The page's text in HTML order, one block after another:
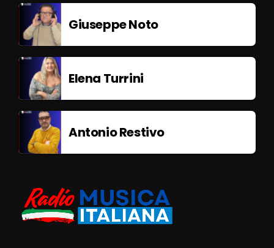
Giuseppe Noto
Elena Turrini
Antonio Restivo